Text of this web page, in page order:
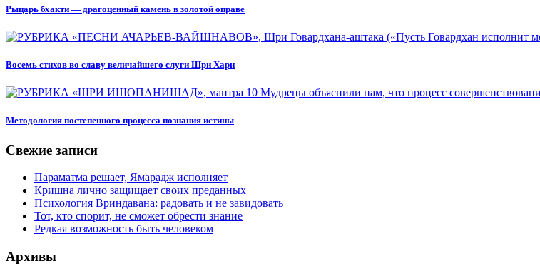
Рыцарь бхакти — драгоценный камень в золотой оправе
Восемь стихов во славу величайшего слуги Шри Хари
Методология постепенного процесса познания истины
Свежие записи
Параматма решает, Ямарадж исполняет
Кришна лично защищает своих преданных
Психология Вриндавана: радовать и не завидовать
Тот, кто спорит, не сможет обрести знание
Редкая возможность быть человеком
Архивы